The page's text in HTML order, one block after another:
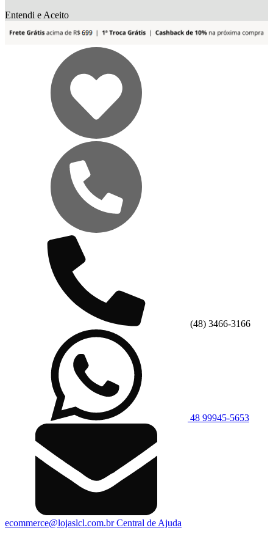
Entendi e Aceito
(48) 3466-3166
48 99945-5653
ecommerce@lojaslcl.com.brCentral de Ajuda